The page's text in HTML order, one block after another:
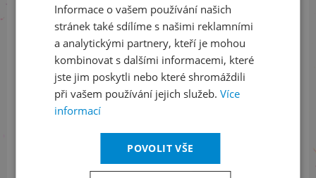
Sledujte nás na sociálních sítích
LinkedIn
flickr
Informace o stavu objednávek
+420 461 049 232
Informace o vašem používání našich
stránek také sdílíme s našimi reklamními
a analytickými partnery, kteří je mohou
kombinovat s dalšími informacemi, které
jste jim poskytli nebo které shromáždili
při vašem používání jejich služeb. Více
informací
POVOLIT VŠE